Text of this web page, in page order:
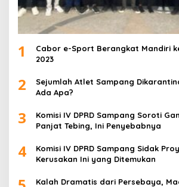
1
Cabor e-Sport Berangkat Mandiri
2023
2
Sejumlah Atlet Sampang
Ada Apa?
3
Komisi IV DPRD Sampang Soroti
Panjat Tebing, Ini Penyebabnya
4
Komisi IV DPRD Sampang Sidak
Kerusakan Ini yang Ditemukan
Kalah Dramatis dari Persebaya,